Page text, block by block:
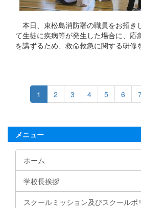
本日、東松島消防署の職員をお招き
て生徒に疾病等が発生した場合に、応
を講ずるため、救命救急に関する研修
1 2 3 4 5 6
メニュー
ホーム
学校長挨拶
スクールミッション及びスクールポ